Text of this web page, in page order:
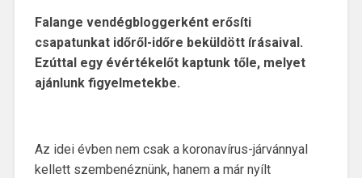
Falange vendégbloggerként erősíti
csapatunkat időről-időre beküldött írásaival.
Ezúttal egy évértékelőt kaptunk tőle, melyet
ajánlunk figyelmetekbe.
Az idei évben nem csak a koronavírus-járvánnyal
kellett szembenéznünk, hanem a már nyílt